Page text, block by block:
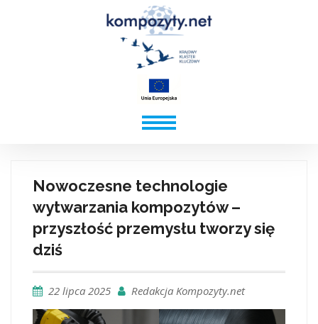
Nowoczesne technologie
wytwarzania kompozytów –
przyszłość przemysłu tworzy się
dziś
22 lipca 2025 Redakcja Kompozyty.net